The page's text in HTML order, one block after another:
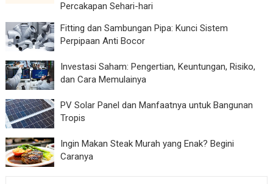
Percakapan Sehari-hari
Fitting dan Sambungan Pipa: Kunci Sistem
Perpipaan Anti Bocor
Investasi Saham: Pengertian, Keuntungan, Risiko,
dan Cara Memulainya
PV Solar Panel dan Manfaatnya untuk Bangunan
Tropis
Ingin Makan Steak Murah yang Enak? Begini
Caranya